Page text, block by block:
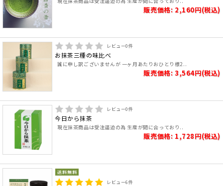
販売価格: 2,160円(税込)
レビュー0件
お抹茶三種の味比べ
誠に申し訳ございませんが 一ヶ月あたりおひとり様2..
販売価格: 3,564円(税込)
レビュー0件
今日から抹茶
現在抹茶商品は受注逼迫の為 生産が間に合っており..
販売価格: 1,728円(税込)
レビュー6件